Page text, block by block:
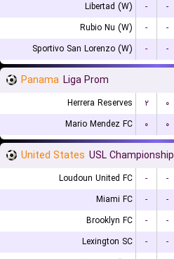
Libertad (W)
- -
Rubio Nu (W)
- -
Sportivo San Lorenzo (W)
- -
Panama Liga Prom
Herrera Reserves ۲ ۰
Mario Mendez FC
۰ ۰
United States USL Championship
Loudoun United FC - -
Miami FC
- -
Brooklyn FC
- -
Lexington SC
- -